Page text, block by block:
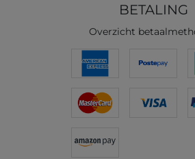
BETALING
Overzicht